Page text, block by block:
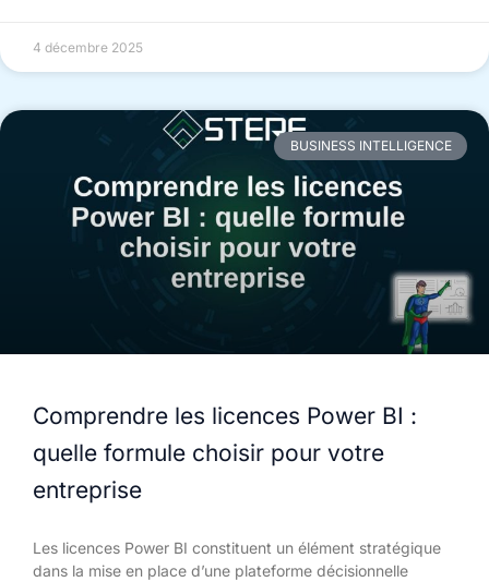
4 décembre 2025
BUSINESS INTELLIGENCE
Comprendre les licences Power BI :
quelle formule choisir pour votre
entreprise
Les licences Power BI constituent un élément stratégique
dans la mise en place d’une plateforme décisionnelle